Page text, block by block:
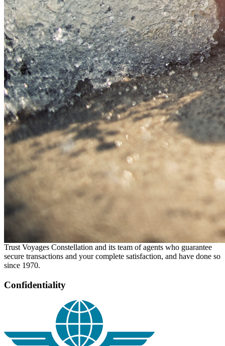
Trust Voyages Constellation and its team of agents who guarantee
secure transactions and your complete satisfaction, and have done so
since 1970.
Confidentiality